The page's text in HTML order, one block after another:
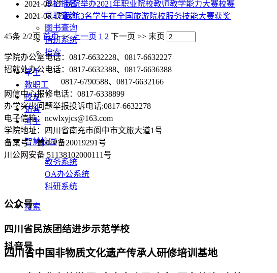
单招报名
录取查询
图书查询
值班系统
搜索
学生
教职工
校友
访客
考生
智慧校园
教务系统
OA办公系统
科研系统
搜索
四川省民族团结进步示范学校
四川省中国非物质文化遗产传承人研修培训基地
2021-05-17 我院举办2021年职业院校教师教学能力大赛校赛
2021-05-17 我院3名学生在全国旅游院校服务技能大赛获奖
45条 2/2页 首页 << 上一页 1 2 下一页 >> 末页
学院办公室电话：0817-6632228、0817-6632227
招就处办公电话：0817-6632388、0817-6636388
0817-6790588、0817-6632166
网信中心报修电话：0817-6338899
办学突出问题举报投诉电话:0817-6632278
电子信箱：ncwlxyjcs@163.com
学院地址：四川省南充市阆中市文旅大道1号
备案号：蜀ICP备20019291号
川公网安备 51138102000111号
公众号
抖音号